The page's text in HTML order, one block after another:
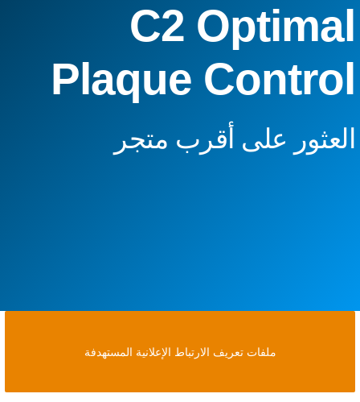
C2
Plaque
على أقرب متجر
ملفات تعريف الارتباط الإعلانية المستهدفة